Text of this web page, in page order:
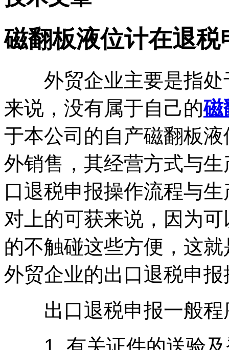
磁翻板液位计在退
外贸企业主要是指处
来说，没有属于自己的磁
于本公司的自产磁翻板
外销售，其经营方式与
口退税申报操作流程与
对上的可获来说，因为
的不触碰这些方便，这
外贸企业的出口退税申
出口退税申报一般程